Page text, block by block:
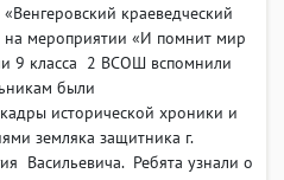
краеведческий
мероприятии «И помнит мир
9 класса 2 ВСОШ вспомнили
были
исторической хроники и
земляка защитника г.
Васильевича. Ребята узнали о